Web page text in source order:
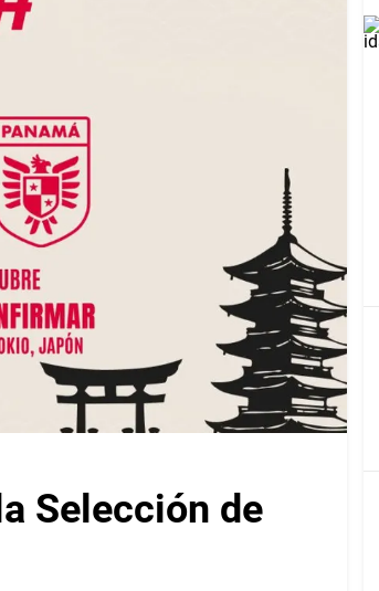
Selección de